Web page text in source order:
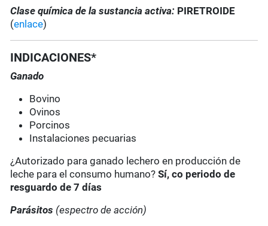
Clase química de la sustancia activa: PIRETROIDE
(enlace)
INDICACIONES*
Ganado
Bovino
Ovinos
Porcinos
Instalaciones pecuarias
¿Autorizado para ganado lechero en producción de
leche para el consumo humano?Sí, co periodo de
resguardo de 7 días
Parásitos (espectro de acción)